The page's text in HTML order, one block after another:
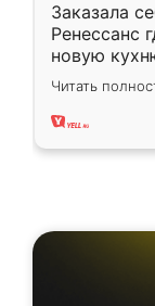
Заказала
Ренессанс
новую
вполне
два года,
Читать